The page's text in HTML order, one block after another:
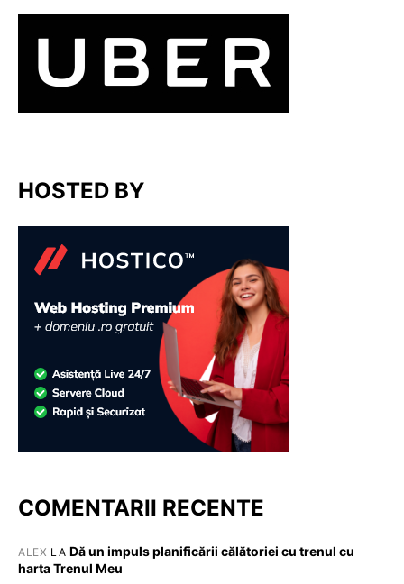
HOSTED BY
COMENTARII RECENTE
ALEX LA Dă un impuls planificării călătoriei cu trenul cu
harta Trenul Meu